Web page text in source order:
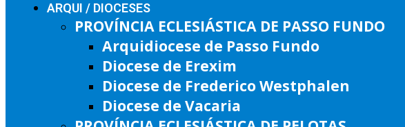
ARQUI / DIOCESES
PROVÍNCIA ECLESIÁSTICA DE PASSO FUNDO
Arquidiocese de Passo Fundo
Diocese de Erexim
Diocese de Frederico Westphalen
Diocese de Vacaria